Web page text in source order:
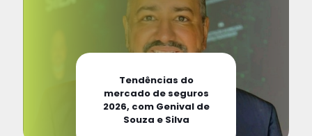
Tendências do
mercado de seguros
2026, com Genival de
Souza e Silva